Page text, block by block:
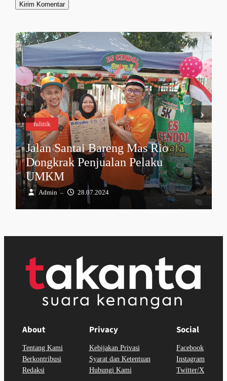
fulitik
Jalan Santai Bareng Mas Rio
Dongkrak Penjualan Pelaku
UMKM
Admin – 28.07.2024
‹ ›
About
Tentang Kami
Berkontribusi
Redaksi
Privacy
Kebijakan Privasi
Syarat dan Ketentuan
Hubungi Kami
Social
Facebook
Instagram
Twitter/X